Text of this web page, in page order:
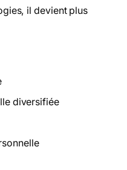
il devient plus
diversifiée